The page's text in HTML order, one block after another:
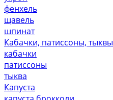
фенхель
щавель
шпинат
Кабачки, патиссоны, тыквы
кабачки
патиссоны
тыква
Капуста